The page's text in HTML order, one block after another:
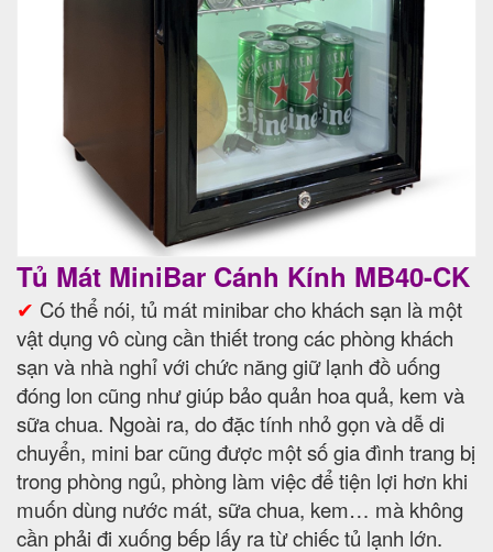
Tủ Mát MiniBar Cánh Kính MB40-CK
✔ Có thể nói, tủ mát minibar cho khách sạn là một
vật dụng vô cùng cần thiết trong các phòng khách
sạn và nhà nghỉ với chức năng giữ lạnh đồ uống
đóng lon cũng như giúp bảo quản hoa quả, kem và
sữa chua. Ngoài ra, do đặc tính nhỏ gọn và dễ di
chuyển, mini bar cũng được một số gia đình trang bị
trong phòng ngủ, phòng làm việc để tiện lợi hơn khi
muốn dùng nước mát, sữa chua, kem… mà không
cần phải đi xuống bếp lấy ra từ chiếc tủ lạnh lớn.